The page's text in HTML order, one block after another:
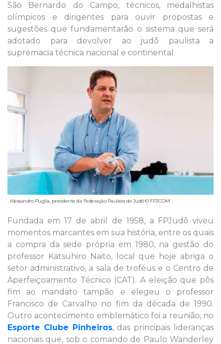
São Bernardo do Campo, técnicos, medalhistas
olímpicos e dirigentes para ouvir propostas e
sugestões que fundamentarão o sistema que será
adotado para devolver ao judô paulista a
supremacia técnica nacional e continental.
Alessandro Puglia, presidente da Federação Paulista de Judô © FPJCOM
Fundada em 17 de abril de 1958, a FPJudô viveu
momentos marcantes em sua história, entre os quais
a compra da sede própria em 1980, na gestão do
professor Katsuhiro Naito, local que hoje abriga o
setor administrativo, a sala de troféus e o Centro de
Aperfeiçoamento Técnico (CAT). A eleição que pôs
fim ao mandato tampão e elegeu o professor
Francisco de Carvalho no fim da década de 1990.
Outro acontecimento emblemático foi a reunião, no
Esporte Clube Pinheiros, das principais lideranças
nacionais que, sob o comando de Paulo Wanderley